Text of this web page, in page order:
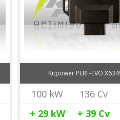
Kitpower PERF-EVO
100 kW 136 Cv
+ 29kW + 39 Cv